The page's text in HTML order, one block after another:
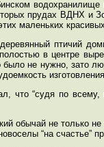
прудах ВДНХ и
маленьких
птичий
в центре
не нужно, зато
что “судя по всему,
обычай не только
“на счастье”